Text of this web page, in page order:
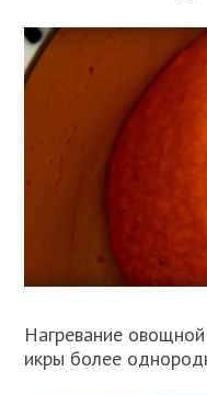
Нагревание
икры более